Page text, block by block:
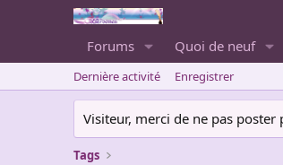
Forums Quoi de neuf
Dernière activité Enregistrer
Visiteur, merci de ne pas
Tags